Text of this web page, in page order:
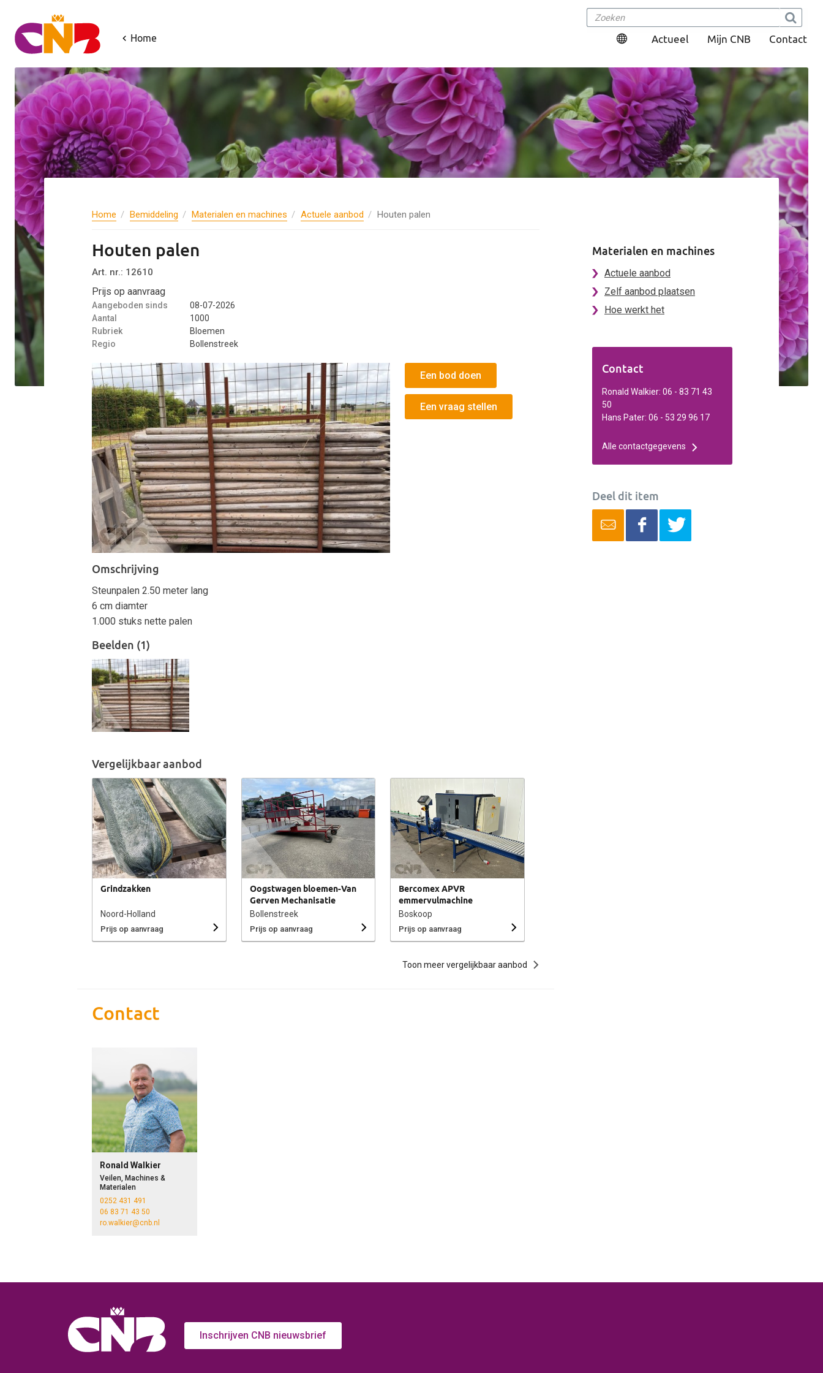
Home Actueel Mijn CNB Contact
Home Bemiddeling Materialen en machines Actuele aanbod Houten palen
Houten palen
Art. nr.: 12610
Prijs op aanvraag
Aangeboden sinds
08-07-2026
Aantal
1000
Rubriek
Bloemen
Regio
Bollenstreek
Een bod doen
Een vraag stellen
Omschrijving
Steunpalen 2.50 meter lang
6 cm diamter
1.000 stuks nette palen
Beelden (1)
Vergelijkbaar aanbod
Grindzakken
Noord-Holland
Prijs op aanvraag
Oogstwagen bloemen-Van
Gerven Mechanisatie
Bollenstreek
Prijs op aanvraag
Bercomex APVR
emmervulmachine
Boskoop
Prijs op aanvraag
Toon meer vergelijkbaar aanbod
Contact
Ronald Walkier
Veilen, Machines &
Materialen
0252 431 491
06 83 71 43 50
ro.walkier@cnb.nl
Materialen en machines
Actuele aanbod
Zelf aanbod plaatsen
Hoe werkt het
Contact
Ronald Walkier: 06 - 83 71 43
50
Hans Pater: 06 - 53 29 96 17
Alle contactgegevens
Deel dit item
Inschrijven CNB nieuwsbrief